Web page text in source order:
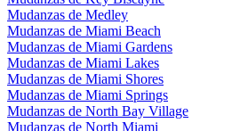
Mudanzas de Medley
Mudanzas de Miami Beach
Mudanzas de Miami Gardens
Mudanzas de Miami Lakes
Mudanzas de Miami Shores
Mudanzas de Miami Springs
Mudanzas de North Bay Village
Mudanzas de North Miami